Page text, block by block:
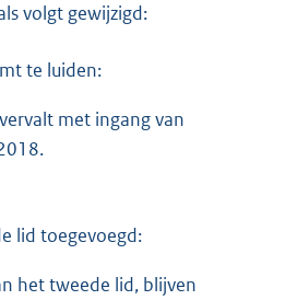
volgt gewijzigd:
te luiden:
met ingang van
lid toegevoegd:
het tweede lid, blijven